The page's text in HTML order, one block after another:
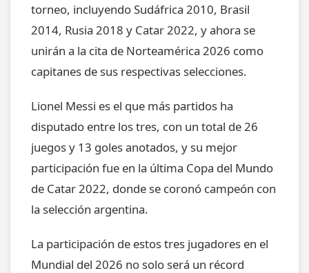
torneo, incluyendo Sudáfrica 2010, Brasil
2014, Rusia 2018 y Catar 2022, y ahora se
unirán a la cita de Norteamérica 2026 como
capitanes de sus respectivas selecciones.
Lionel Messi es el que más partidos ha
disputado entre los tres, con un total de 26
juegos y 13 goles anotados, y su mejor
participación fue en la última Copa del Mundo
de Catar 2022, donde se coronó campeón con
la selección argentina.
La participación de estos tres jugadores en el
Mundial del 2026 no solo será un récord